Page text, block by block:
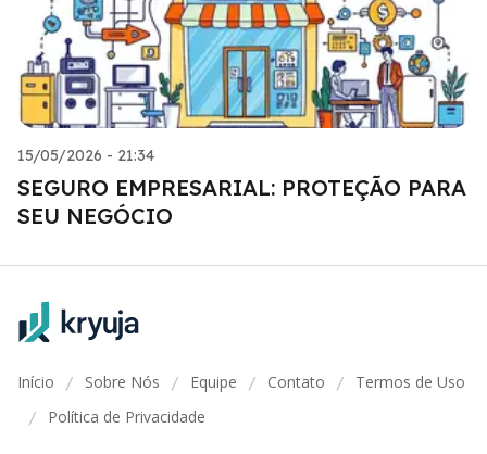
15/05/2026 - 21:34
SEGURO EMPRESARIAL: PROTEÇÃO PARA
SEU NEGÓCIO
Início / Sobre Nós / Equipe / Contato / Termos de Uso
/ Política de Privacidade